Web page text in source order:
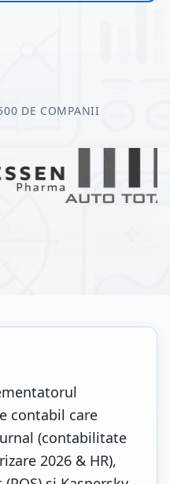
DE COMPANII
contabil care
(contabilitate
2026 & HR),